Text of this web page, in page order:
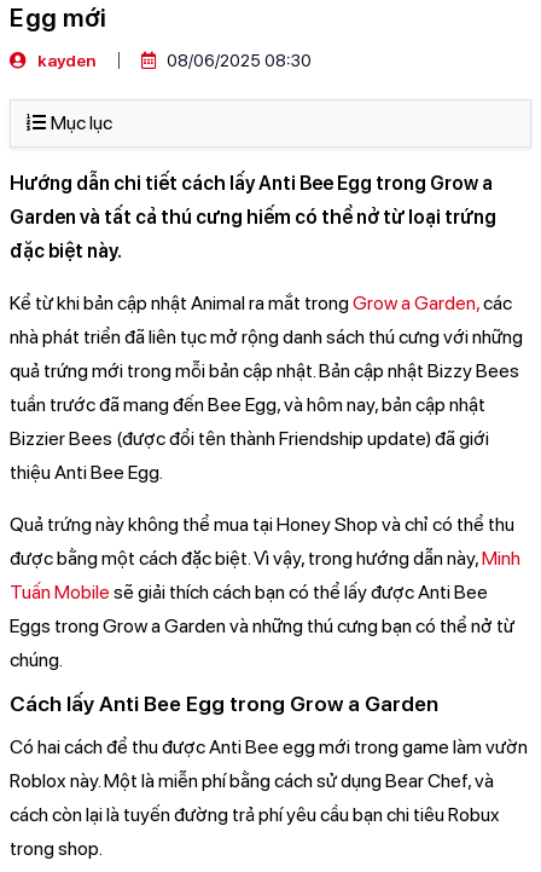
Egg mới
kayden 08/06/2025 08:30
Mục lục
Hướng dẫn chi tiết cách lấy Anti Bee Egg trong Grow a
Garden và tất cả thú cưng hiếm có thể nở từ loại trứng
đặc biệt này.
Kể từ khi bản cập nhật Animal ra mắt trongGrow a Garden,các
nhà phát triển đã liên tục mở rộng danh sách thú cưng với những
quả trứng mới trong mỗi bản cập nhật. Bản cập nhật Bizzy Bees
tuần trước đã mang đến Bee Egg, và hôm nay, bản cập nhật
Bizzier Bees (được đổi tên thành Friendship update) đã giới
thiệu Anti Bee Egg.
Quả trứng này không thể mua tại Honey Shop và chỉ có thể thu
được bằng một cách đặc biệt. Vì vậy, trong hướng dẫn này,Minh
Tuấn Mobile sẽ giải thích cách bạn có thể lấy được Anti Bee
Eggs trong Grow a Garden và những thú cưng bạn có thể nở từ
chúng.
Cách lấy Anti Bee Egg trong Grow a Garden
Có hai cách để thu được Anti Bee egg mới trong game làm vườn
Roblox này. Một là miễn phí bằng cách sử dụng Bear Chef, và
cách còn lại là tuyến đường trả phí yêu cầu bạn chi tiêu Robux
trong shop.